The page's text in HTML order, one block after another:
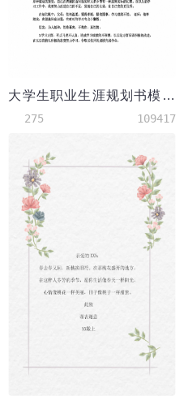
大学生职业生涯规划书模板
275 109417